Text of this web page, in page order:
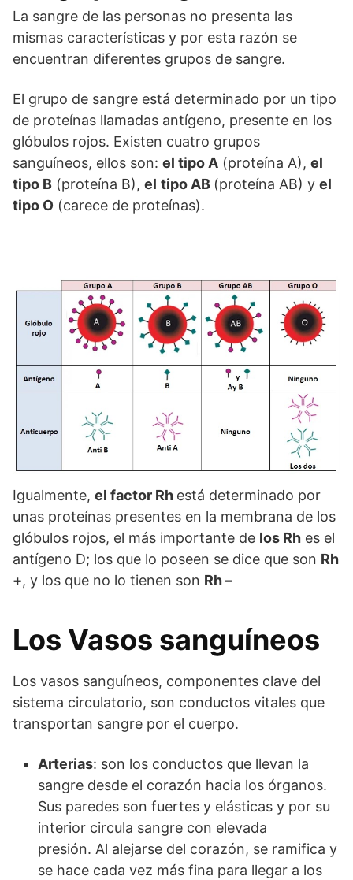
La sangre de las personas no presenta las
mismas características y por esta razón se
encuentran diferentes grupos de sangre.
El grupo de sangre está determinado por un tipo
de proteínas llamadas antígeno, presente en los
glóbulos rojos. Existen cuatro grupos
sanguíneos, ellos son: el tipo A (proteína A), el
tipo B (proteína B), el tipo AB (proteína AB) y el
tipo O (carece de proteínas).
Igualmente, el factor Rh está determinado por
unas proteínas presentes en la membrana de los
glóbulos rojos, el más importante de los Rh es el
antígeno D; los que lo poseen se dice que son Rh
+, y los que no lo tienen son Rh –
Los Vasos sanguíneos
Los vasos sanguíneos, componentes clave del
sistema circulatorio, son conductos vitales que
transportan sangre por el cuerpo.
Arterias: son los conductos que llevan la
sangre desde el corazón hacia los órganos.
Sus paredes son fuertes y elásticas y por su
interior circula sangre con elevada
presión. Al alejarse del corazón, se ramifica y
se hace cada vez más fina para llegar a los